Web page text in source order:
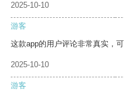
2025-10-10
游客
这款app的用户评论非常真实，
2025-10-10
游客